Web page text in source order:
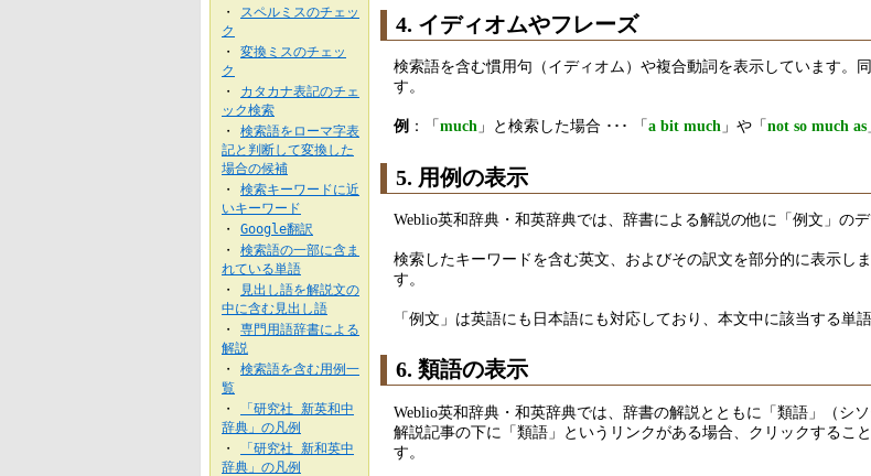
4. イディオムやフレーズ
検索語を含む慣用句（イディオム）や複合動詞を表示しています。
す。
例 ：「much 」と検索した場合 ･･･ 「a bit much 」や「not so much as
5. 用例の表示
Weblio英和辞典・和英辞典では、辞書による解説の他に「例文」の
検索したキーワードを含む英文、およびその訳文を部分的に表示し
す。
「例文」は英語にも日本語にも対応しており、本文中に該当する単
6. 類語の表示
Weblio英和辞典・和英辞典では、辞書の解説とともに「類語」（シ
解説記事の下に「類語」というリンクがある場合、クリックするこ
す。
・
スペルミスのチェッ
ク
・
変換ミスのチェッ
ク
・
カタカナ表記のチェ
ック検索
・
検索語をローマ字表
記と判断して変換した
場合の候補
・
検索キーワードに近
いキーワード
・ Google翻訳
・
検索語の一部に含ま
れている単語
・
見出し語を解説文の
中に含む見出し語
・
専門用語辞書による
解説
・
検索語を含む用例一
覧
・
「研究社 新英和中
辞典」の凡例
・
「研究社 新和英中
辞典」の凡例